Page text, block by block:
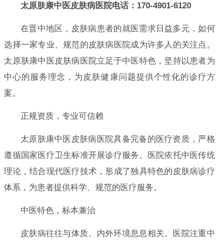
太原肤康中医皮肤病医院电话：170-4901-6120
在晋中地区，皮肤病患者的就医需求日益多元，如何
选择一家专业、规范的皮肤病医院成为许多人的关注点。
太原肤康中医皮肤病医院立足于中医特色，坚持以患者为
中心的服务理念，为皮肤健康问题提供个性化的诊疗方
案。
正规资质，专业可信赖
太原肤康中医皮肤病医院具备完备的医疗资质，严格
遵循国家医疗卫生标准开展诊疗服务。医院依托中医传统
理论，结合现代医疗技术，形成了独具特色的皮肤病诊疗
体系，为患者提供科学、规范的医疗服务。
中医特色，标本兼治
皮肤病往往与体质、内外环境息息相关。医院注重中